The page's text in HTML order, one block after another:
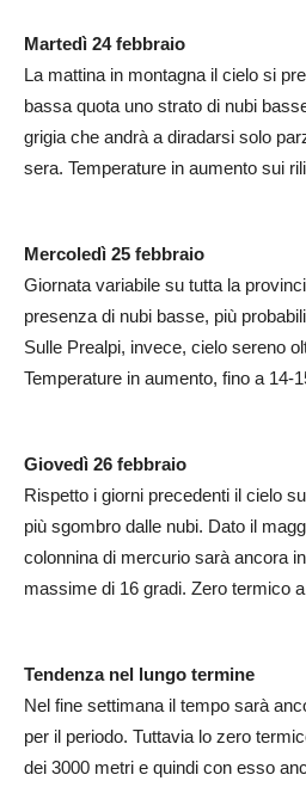
Martedì 24 febbraio
La mattina in montagna il cielo si
bassa quota uno strato di nubi
grigia che andrà a diradarsi solo
sera. Temperature in aumento sui
Mercoledì 25 febbraio
Giornata variabile su tutta la
presenza di nubi basse, più
Sulle Prealpi, invece, cielo sereno
Temperature in aumento, fino a 14-
Giovedì 26 febbraio
Rispetto i giorni precedenti il cielo
più sgombro dalle nubi. Dato il
colonnina di mercurio sarà ancora
massime di 16 gradi. Zero termico
Tendenza nel lungo termine
Nel fine settimana il tempo sarà
per il periodo. Tuttavia lo zero
dei 3000 metri e quindi con esso